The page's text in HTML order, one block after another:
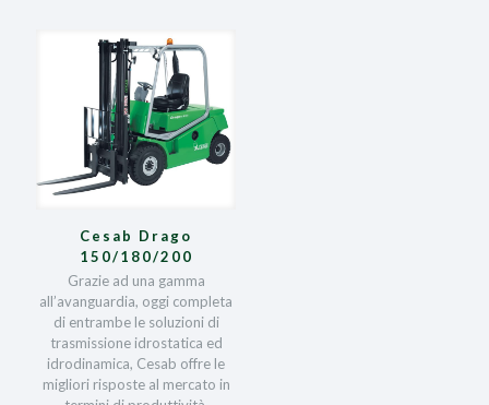
Cesab Drago
150/180/200
Grazie ad una gamma
all’avanguardia, oggi completa
di entrambe le soluzioni di
trasmissione idrostatica ed
idrodinamica, Cesab offre le
migliori risposte al mercato in